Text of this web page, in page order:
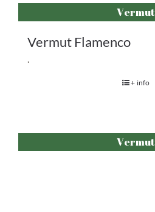
Vermut
Vermut Flamenco
.
+ info
Vermut